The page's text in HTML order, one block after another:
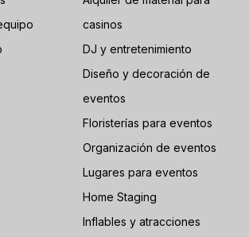
casinos
DJ y entretenimiento
Diseño y decoración de
eventos
Floristerías para eventos
Organización de eventos
Lugares para eventos
Home Staging
Inflables y atracciones